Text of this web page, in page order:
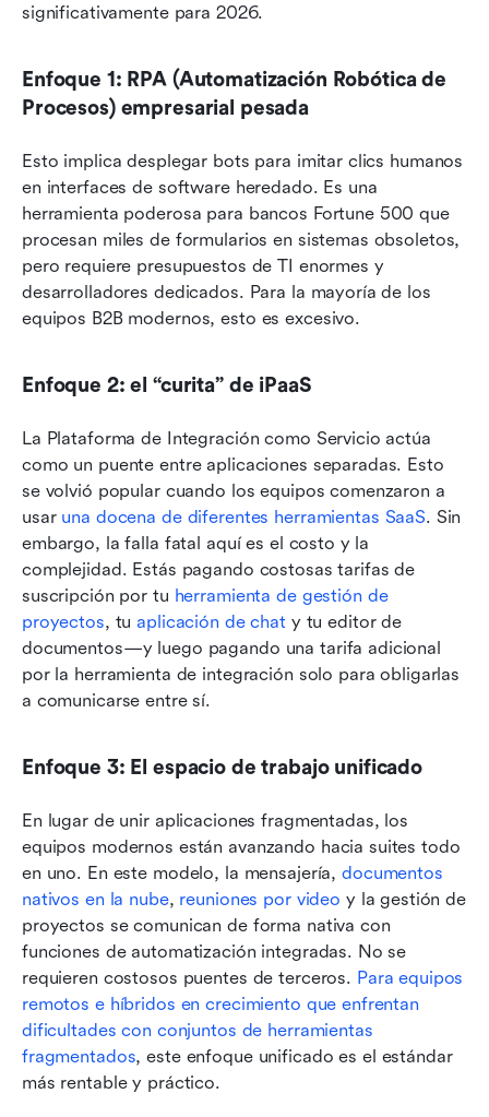
significativamente para 2026.
Enfoque 1: RPA (Automatización Robótica de
Procesos) empresarial pesada
Esto implica desplegar bots para imitar clics humanos
en interfaces de software heredado. Es una
herramienta poderosa para bancos Fortune 500 que
procesan miles de formularios en sistemas obsoletos,
pero requiere presupuestos de TI enormes y
desarrolladores dedicados. Para la mayoría de los
equipos B2B modernos, esto es excesivo.
Enfoque 2: el “curita” de iPaaS
La Plataforma de Integración como Servicio actúa
como un puente entre aplicaciones separadas. Esto
se volvió popular cuando los equipos comenzaron a
usar una docena de diferentes herramientas SaaS. Sin
embargo, la falla fatal aquí es el costo y la
complejidad. Estás pagando costosas tarifas de
suscripción por tu herramienta de gestión de
proyectos, tu aplicación de chat y tu editor de
documentos—y luego pagando una tarifa adicional
por la herramienta de integración solo para obligarlas
a comunicarse entre sí.
Enfoque 3: El espacio de trabajo unificado
En lugar de unir aplicaciones fragmentadas, los
equipos modernos están avanzando hacia suites todo
en uno. En este modelo, la mensajería, documentos
nativos en la nube, reuniones por video y la gestión de
proyectos se comunican de forma nativa con
funciones de automatización integradas. No se
requieren costosos puentes de terceros. Para equipos
remotos e híbridos en crecimiento que enfrentan
dificultades con conjuntos de herramientas
fragmentados, este enfoque unificado es el estándar
más rentable y práctico.